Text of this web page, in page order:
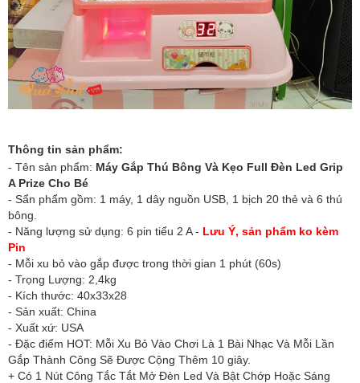
Thông tin sản phẩm:
- Tên sản phẩm: Máy Gắp Thú Bông Và Kẹo Full Đèn Led Grip
A Prize Cho Bé
- Sẩn phẩm gồm: 1 máy, 1 dây nguồn USB, 1 bịch 20 thẻ và 6 thú
bông.
- Năng lượng sử dụng: 6 pin tiểu 2 A - Lưu Ý, sản phẩm ko kèm
Pin
- Mỗi xu bỏ vào gắp được trong thời gian 1 phút (60s)
- Trọng Lượng: 2,4kg
- Kích thước: 40x33x28
- Sản xuất: China
- Xuất xứ: USA
- Đặc điểm HOT: Mỗi Xu Bỏ Vào Chơi Là 1 Bài Nhạc Và Mỗi Lần
Gắp Thành Công Sẽ Được Cộng Thêm 10 giây.
+ Có 1 Nút Công Tắc Tắt Mở Đèn Led Và Bật Chớp Hoặc Sáng